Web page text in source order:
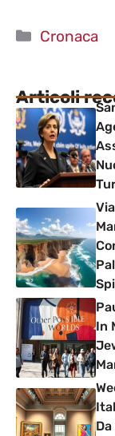
Categorie
Cronaca
Articoli
In